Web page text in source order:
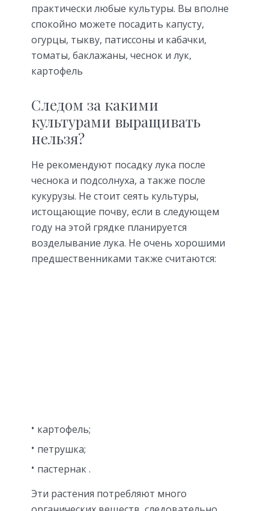
практически любые культуры. Вы вполне
спокойно можете посадить капусту,
огурцы, тыкву, патиссоны и кабачки,
томаты, баклажаны, чеснок и лук,
картофель
Следом за какими
культурами выращивать
нельзя?
Не рекомендуют посадку лука после
чеснока и подсолнуха, а также после
кукурузы. Не стоит сеять культуры,
истощающие почву, если в следующем
году на этой грядке планируется
возделывание лука. Не очень хорошими
предшественниками также считаются:
картофель;
петрушка;
пастернак .
Эти растения потребляют много